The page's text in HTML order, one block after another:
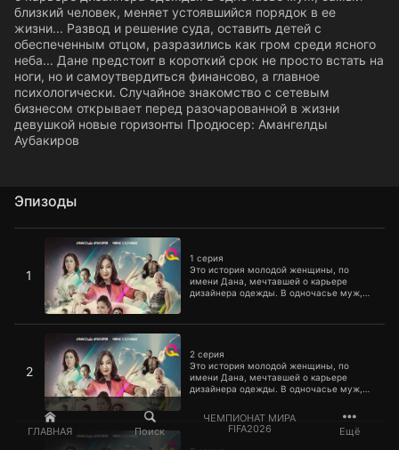
ГЛАВНАЯ Поиск
ЧЕМПИОНАТ МИРА
FIFA2026
Ещё
близкий человек, меняет устоявшийся порядок в ее
жизни... Развод и решение суда, оставить детей с
обеспеченным отцом, разразились как гром среди ясного
неба... Дане предстоит в короткий срок не просто встать на
ноги, но и самоутвердиться финансово, а главное
психологически. Случайное знакомство с сетевым
бизнесом открывает перед разочарованной в жизни
девушкой новые горизонты Продюсер: Амангелды
Аубакиров
Эпизоды
1
1 серия
Это история молодой женщины, по
имени Дана, мечтавшей о карьере
дизайнера одежды. В одночасье муж,
Развод и решение суда, оставить детей
гром среди ясного неба... Дане
предстоит в короткий срок не просто
встать на ноги, но и самоутвердиться
финансово, а главное психологически.
Случайное знакомство с сетевым
разочарованной в жизни девушкой
новые горизонты Продюсер: Амангелды
2
2 серия
Это история молодой женщины, по
имени Дана, мечтавшей о карьере
дизайнера одежды. В одночасье муж,
устоявшийся порядок в ее жизни...
Развод и решение суда, оставить детей
с обеспеченным отцом, разразились как
гром среди ясного неба... Дане
3 серия